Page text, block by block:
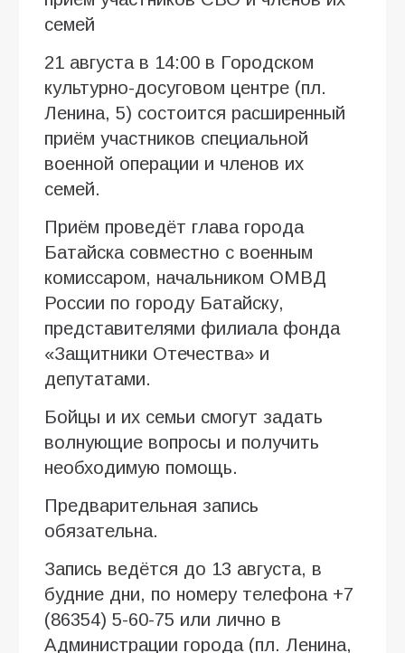
семей
21 августа в 14:00 в Городском
культурно-досуговом центре (пл.
Ленина, 5) состоится расширенный
приём участников специальной
военной операции и членов их
семей.
Приём проведёт глава города
Батайска совместно с военным
комиссаром, начальником ОМВД
России по городу Батайску,
представителями филиала фонда
«Защитники Отечества» и
депутатами.
Бойцы и их семьи смогут задать
волнующие вопросы и получить
необходимую помощь.
Предварительная запись
обязательна.
Запись ведётся до 13 августа, в
будние дни, по номеру телефона +7
(86354) 5-60-75 или лично в
Администрации города (пл. Ленина,